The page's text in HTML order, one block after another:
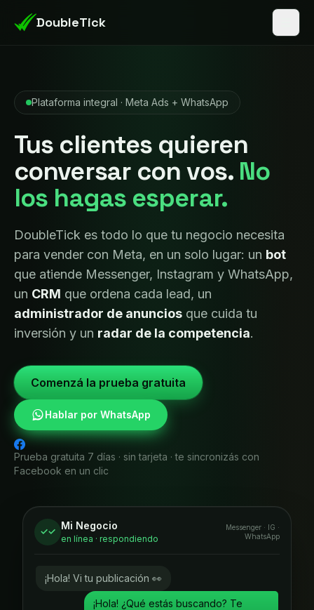
DoubleTick
Plataforma integral · Meta Ads + WhatsApp
Tus clientes quieren
conversar con vos. No
los hagas esperar.
DoubleTick es todo lo que tu negocio necesita
para vender con Meta, en un solo lugar: un bot
que atiende Messenger, Instagram y WhatsApp,
un CRM que ordena cada lead, un
administrador de anuncios que cuida tu
inversión y un radar de la competencia.
Comenzá la prueba gratuita
Hablar por WhatsApp
Prueba gratuita 7 días · sin tarjeta · te sincronizás con
Facebook en un clic
✓✓ Mi Negocio
en línea · respondiendo
Messenger · IG ·
WhatsApp
¡Hola! Vi tu publicación 👀
¡Hola! ¿Qué estás buscando? Te